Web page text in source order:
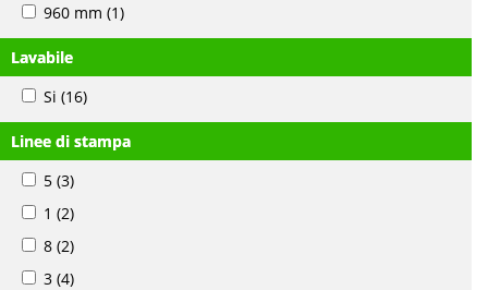
960 mm (1)
Lavabile
Si (16)
Linee di stampa
5 (3)
1 (2)
8 (2)
3 (4)